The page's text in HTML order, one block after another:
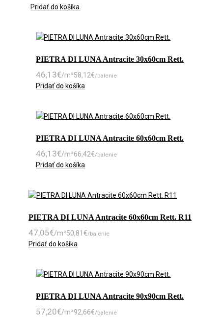
Pridať do košíka
PIETRA DI LUNA Antracite 30x60cm Rett.
46,13€/m²58,12€/balenie
Pridať do košíka
PIETRA DI LUNA Antracite 60x60cm Rett.
46,13€/m²66,42€/balenie
Pridať do košíka
PIETRA DI LUNA Antracite 60x60cm Rett. R11
47,05€/m²50,81 €/balenie
Pridať do košíka
PIETRA DI LUNA Antracite 90x90cm Rett.
57,20€/m²92,66€/balenie